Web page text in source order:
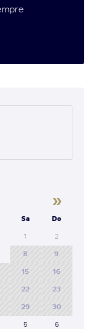
»
Sa Do
1 2
8 9
15 16
22 23
29 30
5 6